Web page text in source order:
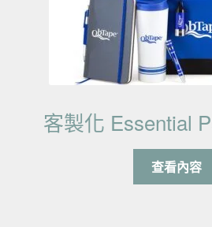
客製化 Essential
查看內容